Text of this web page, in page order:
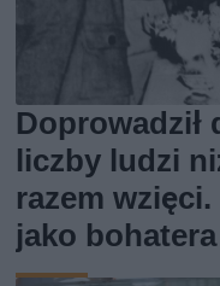
Doprowadził
liczby ludzi
razem
jako bohatera